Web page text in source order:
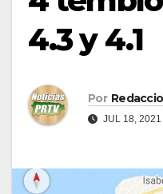
4.3 y 4.1
Por
JUL 18, 2021